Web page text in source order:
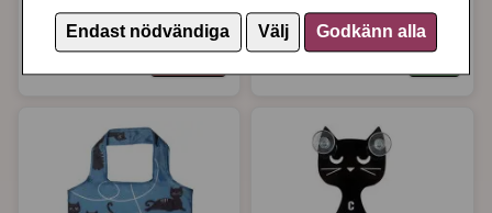
Endast nödvändiga Välj Godkänn alla
kattmotiv
149 kr Bevaka 39 kr Köp